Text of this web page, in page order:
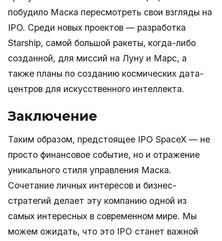
побудило Маска пересмотреть свои взгляды на
IPO. Среди новых проектов — разработка
Starship, самой большой ракеты, когда-либо
созданной, для миссий на Луну и Марс, а
также планы по созданию космических дата-
центров для искусственного интеллекта.
Заключение
Таким образом, предстоящее IPO SpaceX — не
просто финансовое событие, но и отражение
уникального стиля управления Маска.
Сочетание личных интересов и бизнес-
стратегий делает эту компанию одной из
самых интересных в современном мире. Мы
можем ожидать, что это IPO станет важной